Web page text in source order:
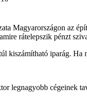
Magyarországon az
rátelepszik pénzt
kiszámítható iparág. Ha
legnagyobb cégeinek